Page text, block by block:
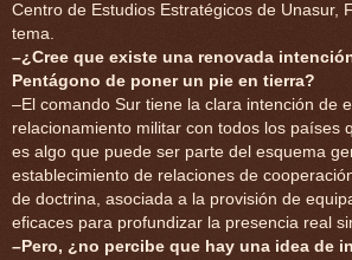
Centro de Estudios Estratégicos de Unasur,
tema.
–¿Cree que existe una renovada
Pentágono de poner un pie en tierra?
–El comando Sur tiene la clara intención de
relacionamiento militar con todos los
es algo que puede ser parte del esquema
establecimiento de relaciones de
de doctrina, asociada a la provisión de
eficaces para profundizar la presencia real
–Pero, ¿no percibe que hay una idea de